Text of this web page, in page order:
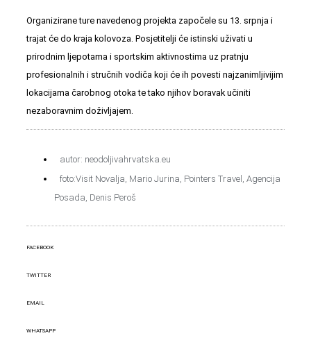
Organizirane ture navedenog projekta započele su 13. srpnja i
trajat će do kraja kolovoza. Posjetitelji će istinski uživati u
prirodnim ljepotama i sportskim aktivnostima uz pratnju
profesionalnih i stručnih vodiča koji će ih povesti najzanimljivijim
lokacijama čarobnog otoka te tako njihov boravak učiniti
nezaboravnim doživljajem.
autor: neodoljivahrvatska.eu
foto:Visit Novalja, Mario Jurina, Pointers Travel, Agencija
Posada, Denis Peroš
FACEBOOK
TWITTER
EMAIL
WHATSAPP